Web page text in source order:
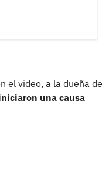
el video, a la dueña de
una causa